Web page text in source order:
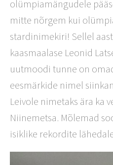
olümpiamängudele
mitte nõrgem kui
stardinimekiri! Sellel
kaasmaalase Leonid
uutmoodi tunne on
eesmärkide nimel
Leivole nimetaks ära ka
Niinemetsa. Mõlemad
isiklike rekordite